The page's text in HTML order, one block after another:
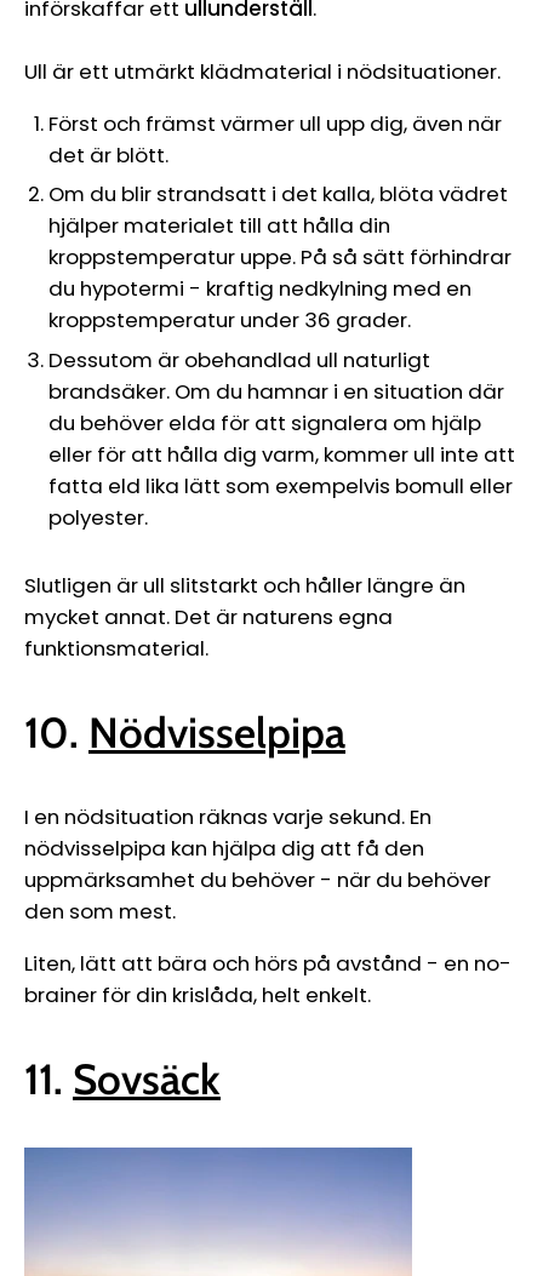
införskaffar ett ullunderställ.
Ull är ett utmärkt klädmaterial i nödsituationer.
Först och främst värmer ull upp dig, även när
det är blött.
Om du blir strandsatt i det kalla, blöta vädret
hjälper materialet till att hålla din
kroppstemperatur uppe. På så sätt förhindrar
du hypotermi - kraftig nedkylning med en
kroppstemperatur under 36 grader.
Dessutom är obehandlad ull naturligt
brandsäker. Om du hamnar i en situation där
du behöver elda för att signalera om hjälp
eller för att hålla dig varm, kommer ull inte att
fatta eld lika lätt som exempelvis bomull eller
polyester.
Slutligen är ull slitstarkt och håller längre än
mycket annat. Det är naturens egna
funktionsmaterial.
10. Nödvisselpipa
I en nödsituation räknas varje sekund. En
nödvisselpipa kan hjälpa dig att få den
uppmärksamhet du behöver - när du behöver
den som mest.
Liten, lätt att bära och hörs på avstånd - en no-
brainer för din krislåda, helt enkelt.
11. Sovsäck